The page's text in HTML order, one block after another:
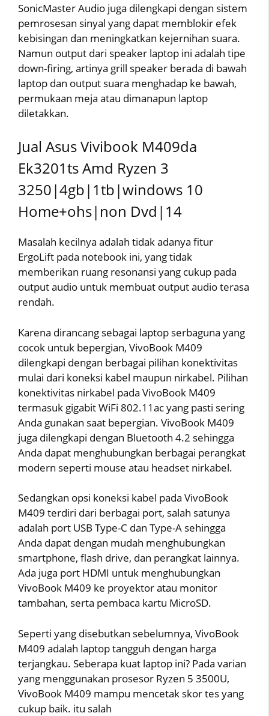
SonicMaster Audio juga dilengkapi dengan sistem
pemrosesan sinyal yang dapat memblokir efek
kebisingan dan meningkatkan kejernihan suara.
Namun output dari speaker laptop ini adalah tipe
down-firing, artinya grill speaker berada di bawah
laptop dan output suara menghadap ke bawah,
permukaan meja atau dimanapun laptop
diletakkan.
Jual Asus Vivibook M409da
Ek3201ts Amd Ryzen 3
3250|4gb|1tb|windows 10
Home+ohs|non Dvd|14
Masalah kecilnya adalah tidak adanya fitur
ErgoLift pada notebook ini, yang tidak
memberikan ruang resonansi yang cukup pada
output audio untuk membuat output audio terasa
rendah.
Karena dirancang sebagai laptop serbaguna yang
cocok untuk bepergian, VivoBook M409
dilengkapi dengan berbagai pilihan konektivitas
mulai dari koneksi kabel maupun nirkabel. Pilihan
konektivitas nirkabel pada VivoBook M409
termasuk gigabit WiFi 802.11ac yang pasti sering
Anda gunakan saat bepergian. VivoBook M409
juga dilengkapi dengan Bluetooth 4.2 sehingga
Anda dapat menghubungkan berbagai perangkat
modern seperti mouse atau headset nirkabel.
Sedangkan opsi koneksi kabel pada VivoBook
M409 terdiri dari berbagai port, salah satunya
adalah port USB Type-C dan Type-A sehingga
Anda dapat dengan mudah menghubungkan
smartphone, flash drive, dan perangkat lainnya.
Ada juga port HDMI untuk menghubungkan
VivoBook M409 ke proyektor atau monitor
tambahan, serta pembaca kartu MicroSD.
Seperti yang disebutkan sebelumnya, VivoBook
M409 adalah laptop tangguh dengan harga
terjangkau. Seberapa kuat laptop ini? Pada varian
yang menggunakan prosesor Ryzen 5 3500U,
VivoBook M409 mampu mencetak skor tes yang
cukup baik. itu salah